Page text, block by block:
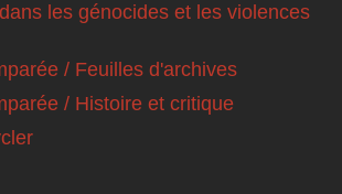
les génocides et les violences
/ Feuilles d'archives
/ Histoire et critique